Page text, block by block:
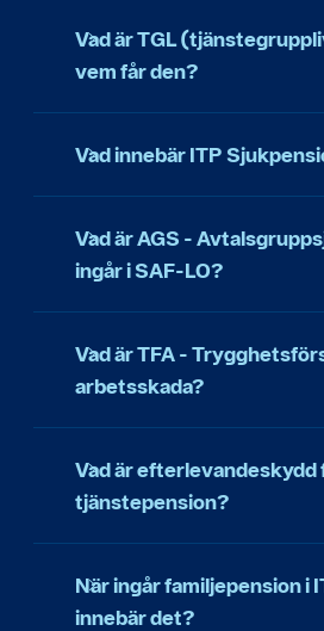
Vad är TGL
vem får den?
Vad innebär ITP
Vad är AGS -
ingår i SAF-LO?
Vad är TFA -
arbetsskada?
Vad är efterlevandeskydd
tjänstepension?
När ingår familjepension i
innebär det?